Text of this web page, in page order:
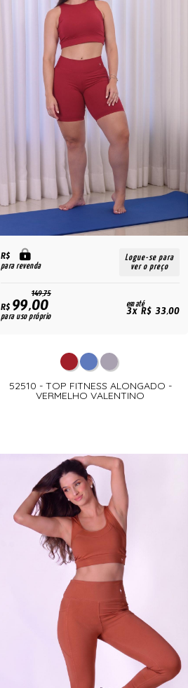
R$
para revenda
Logue-se para
ver o preço
149,75
R$99,00
para uso próprio
em até
3x R$ 33,00
52510 - TOP FITNESS ALONGADO -
VERMELHO VALENTINO